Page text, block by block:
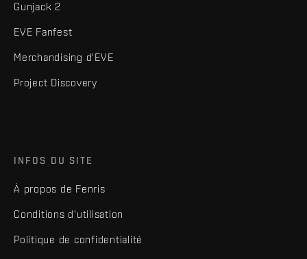
Gunjack 2
EVE Fanfest
Merchandising d'EVE
Project Discovery
INFOS DU SITE
À propos de Fenris
Conditions d'utilisation
Politique de confidentialité